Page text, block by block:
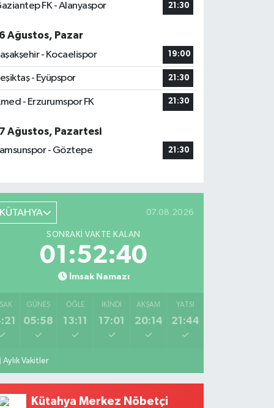
FK - Alanyaspor 21:30
Ağustos, Pazar
- Kocaelispor
19:00
- Eyüpspor 21:30
- Erzurumspor FK 21:30
Ağustos, Pazartesi
- Göztepe
21:30
07.08.2026
SONRAKI VAKTE KALAN
01:52:39
İmsak Namazı
GÜNEŞ
05:58
ÖĞLE
13:11
İKINDI
17:01
AKŞAM
20:14
YATSI
21:44
Aylık Vakitler
Kütahya Merkez Nöbetçi